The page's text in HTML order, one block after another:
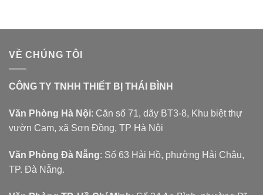
VỀ CHÚNG TÔI
CÔNG TY TNHH THIẾT BỊ THÁI BÌNH
Văn Phòng Hà Nội: Căn số 71, dãy BT3-8, Khu biệt thự
vườn Cam, xã Sơn Đồng, TP Hà Nội
Văn Phòng Đà Nẵng: Số 63 Hải Hồ, phường Hải Châu,
TP. Đà Nẵng.